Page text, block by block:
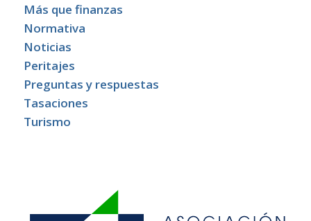
Más que finanzas
Normativa
Noticias
Peritajes
Preguntas y respuestas
Tasaciones
Turismo